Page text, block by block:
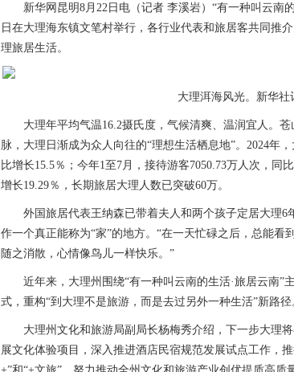
新华网昆明8月22日电（记者 李溪岩）“有一种叫云南
日在大理海东镇文笔村举行，各行业代表和旅居客共同推
理旅居生活。
大理洱海风光。新华社
大理年平均气温16.2摄氏度，气候清爽、温润宜人。
脉，大理日渐成为众人向往的“理想生活栖息地”。2024年
比增长15.5％；今年1至7月，接待游客7050.73万人次，同
增长19.29％，长期旅居大理人数已突破60万。
外国旅居代表王纳森已带着夫人和两个孩子定居大理
作一个真正能称为“家”的地方。“在一天忙碌之后，总能
随之消散，心情像鸟儿一样快乐。”
近年来，大理州围绕“有一种叫云南的生活·旅居云南”
式，重构“到大理不是旅游，而是去过另外一种生活”新路径
大理州文化和旅游局副局长杨梅秀介绍，下一步大理
展文化体验项目，深入推进酒店民宿规范发展试点工作，